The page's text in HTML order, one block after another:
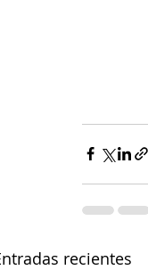
recientes